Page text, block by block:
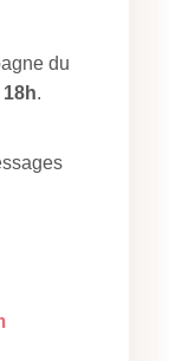
du
.